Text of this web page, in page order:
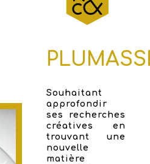
Souhaitant
approfondir
ses recherches
créatives en
trouvant une
nouvelle
matière